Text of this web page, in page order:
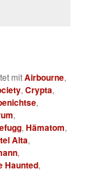
mitAirbourne,
,Crypta,
,
,
,Hämatom,
Alta,
,
Haunted,